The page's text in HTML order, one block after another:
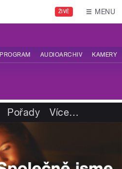
ŽIVĚ MENU
PROGRAM AUDIOARCHIV KAMERY
Pořady Více…